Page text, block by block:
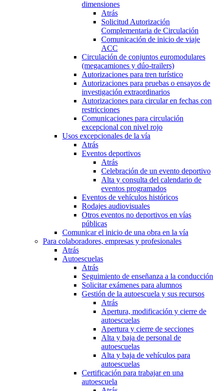
dimensiones
Atrás
Solicitud Autorización
Complementaria de Circulación
Comunicación de inicio de viaje
ACC
Circulación de conjuntos euromodulares
(megacamiones y dúo-trailers)
Autorizaciones para tren turístico
Autorizaciones para pruebas o ensayos de
investigación extraordinarios
Autorizaciones para circular en fechas con
restricciones
Comunicaciones para circulación
excepcional con nivel rojo
Usos excepcionales de la vía
Atrás
Eventos deportivos
Atrás
Celebración de un evento deportivo
Alta y consulta del calendario de
eventos programados
Eventos de vehículos históricos
Rodajes audiovisuales
Otros eventos no deportivos en vías
públicas
Comunicar el inicio de una obra en la vía
Para colaboradores, empresas y profesionales
Atrás
Autoescuelas
Atrás
Seguimiento de enseñanza a la conducción
Solicitar exámenes para alumnos
Gestión de la autoescuela y sus recursos
Atrás
Apertura, modificación y cierre de
autoescuelas
Apertura y cierre de secciones
Alta y baja de personal de
autoescuelas
Alta y baja de vehículos para
autoescuelas
Certificación para trabajar en una
autoescuela